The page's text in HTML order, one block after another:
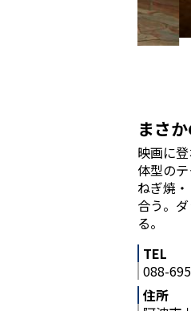
まさ
映画に
体型の
ねぎ焼
合う。
る。
TEL
088-
住所